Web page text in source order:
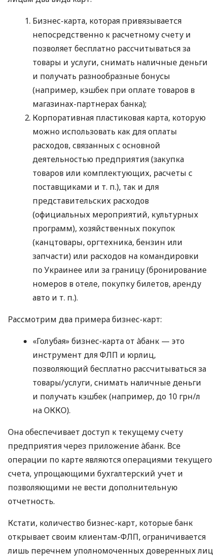
Бизнес-карта, которая привязывается
непосредственно к расчетному счету и
позволяет бесплатно рассчитываться за
товары и услуги, снимать наличные деньги
и получать разнообразные бонусы
(например, кэшбек при оплате товаров в
магазинах-партнерах банка);
Корпоративная пластиковая карта, которую
можно использовать как для оплаты
расходов, связанных с основной
деятельностью предприятия (закупка
товаров или комплектующих, расчеты с
поставщиками и т. п.), так и для
представительских расходов
(официальных мероприятий, культурных
программ), хозяйственных покупок
(канцтовары, оргтехника, бензин или
запчасти) или расходов на командировки
по Украинее или за границу (бронирование
номеров в отеле, покупку билетов, аренду
авто и т. п.).
Рассмотрим два примера бизнес-карт:
«Голубая» бизнес-карта от àбанк — это
инструмент для ФЛП и юрлиц,
позволяющий бесплатно рассчитываться за
товары/услуги, снимать наличные деньги
и получать кэшбек (например, до 10 грн/л
на ОККО).
Она обеспечивает доступ к текущему счету
предприятия через приложение àбанк. Все
операции по карте являются операциями текущего
счета, упрощающими бухгалтерский учет и
позволяющими не вести дополнительную
отчетность.
Кстати, количество бизнес-карт, которые банк
открывает своим клиентам-ФЛП, ограничивается
лишь перечнем уполномоченных доверенных лиц